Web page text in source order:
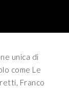
unica di
come Le
Franco